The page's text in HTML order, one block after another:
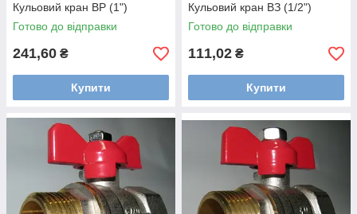
Кульовий кран ВР (1")
Готово до відправки
241,60 ₴
Купити
Кульовий кран ВЗ (1/2")
Готово до відправки
111,02 ₴
Купити